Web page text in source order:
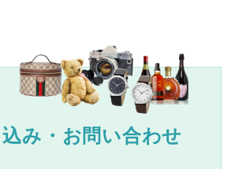
み・お問い合わせ